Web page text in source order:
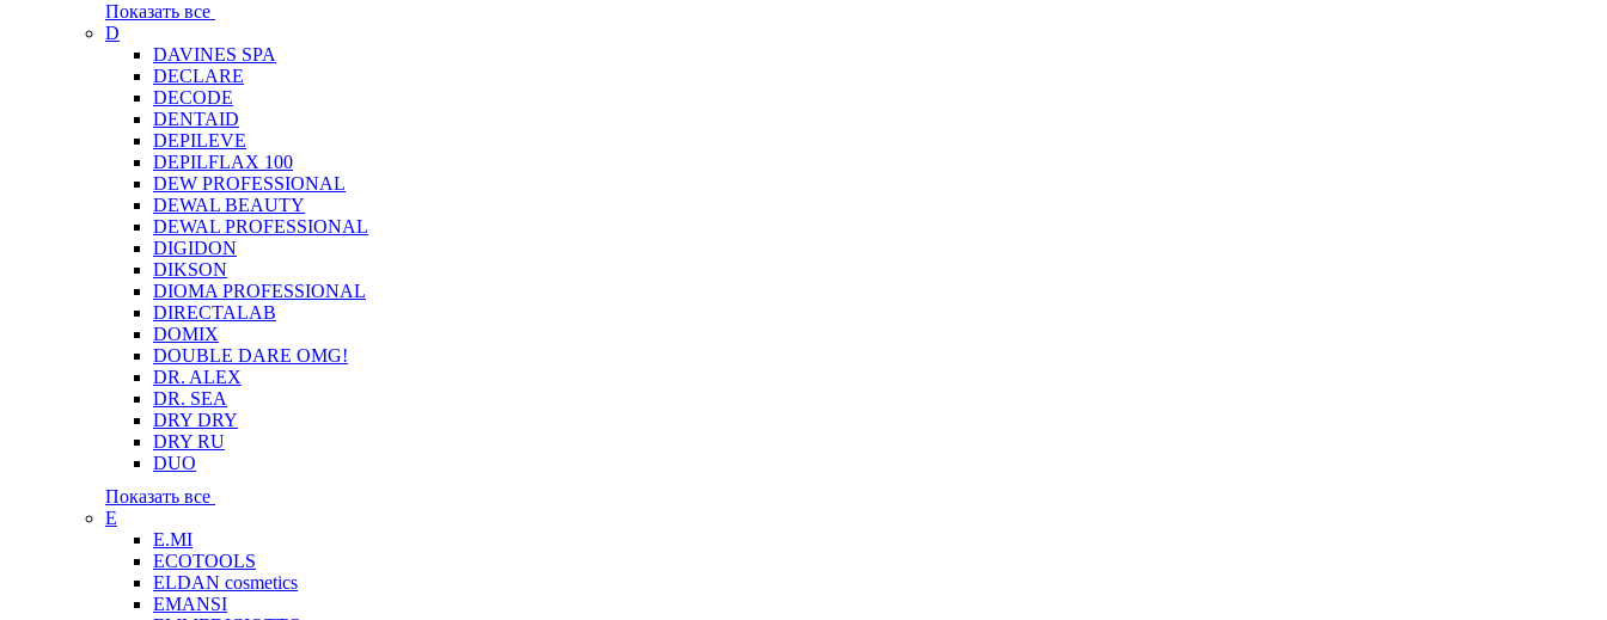
Показать все
D
DAVINES SPA
DECLARE
DECODE
DENTAID
DEPILEVE
DEPILFLAX 100
DEW PROFESSIONAL
DEWAL BEAUTY
DEWAL PROFESSIONAL
DIGIDON
DIKSON
DIOMA PROFESSIONAL
DIRECTALAB
DOMIX
DOUBLE DARE OMG!
DR. ALEX
DR. SEA
DRY DRY
DRY RU
DUO
Показать все
E
E.MI
ECOTOOLS
ELDAN cosmetics
EMANSI